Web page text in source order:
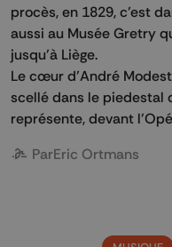
procès, en 1829, c’est
aussi au Musée Gretry
jusqu’à Liège.
Le cœur d’André
scellé dans le piedestal
représente, devant
ParEric Ortmans